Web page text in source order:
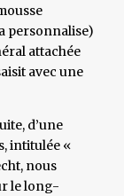
personnalise)
attachée
avec une
d’une
intitulée «
nous
le long-